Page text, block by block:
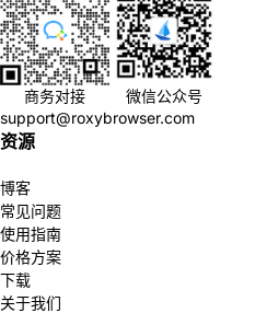
商务对接
微信公众号
support@roxybrowser.com
资源
博客
常见问题
使用指南
价格方案
下载
关于我们